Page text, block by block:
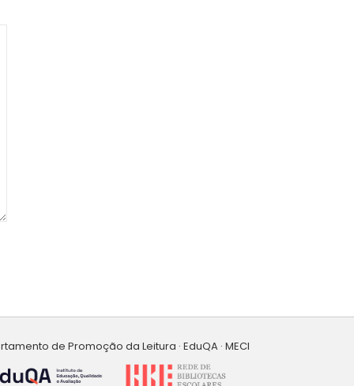
de Promoção da Leitura · EduQA · MECI